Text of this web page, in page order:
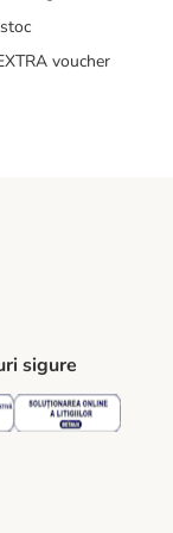
voucher
sigure
Security